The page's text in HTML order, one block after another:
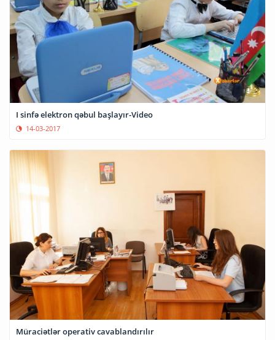
I sinfə elektron qəbul başlayır-Video
14-03-2017
Müraciətlər operativ cavablandırılır